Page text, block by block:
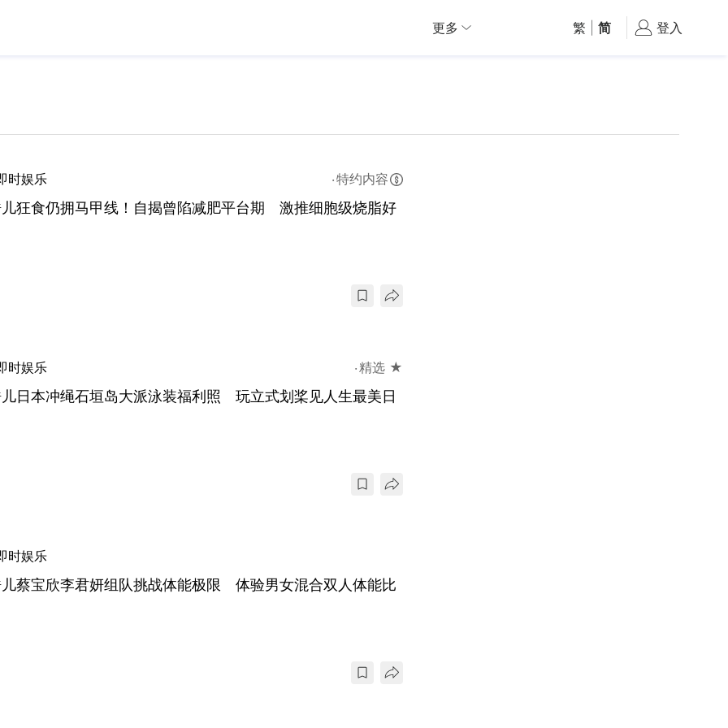
更多 繁 简 登入
时娱乐 特约内容
狂食仍拥马甲线！自揭曾陷减肥平台期 激推细胞级烧脂好
时娱乐 精选 ★
日本冲绳石垣岛大派泳装福利照 玩立式划桨见人生最美日
时娱乐
蔡宝欣李君妍组队挑战体能极限 体验男女混合双人体能比